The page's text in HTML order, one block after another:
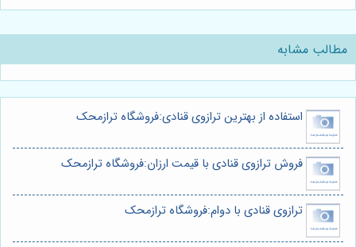
مطالب مشابه
استفاده از بهترین ترازوی قنادی:فروشگاه ترازمحک
فروش ترازوی قنادی با قیمت ارزان:فروشگاه ترازمحک
ترازوی قنادی با دوام:فروشگاه ترازمحک